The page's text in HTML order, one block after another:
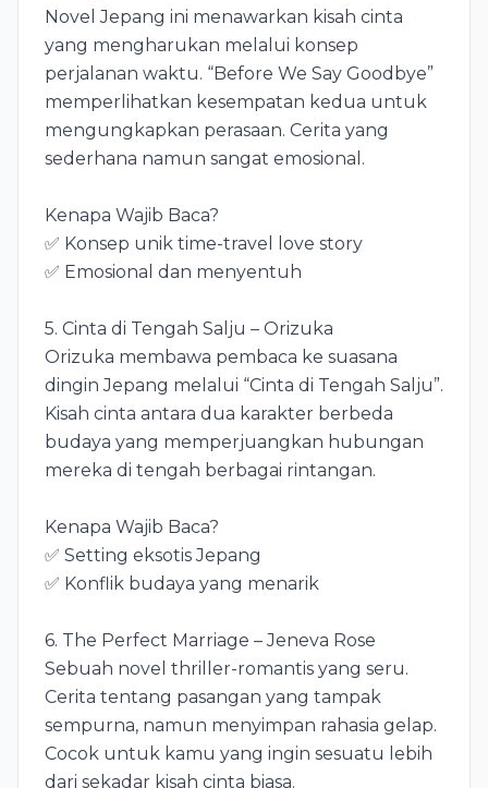
Novel Jepang ini menawarkan kisah cinta
yang mengharukan melalui konsep
perjalanan waktu. “Before We Say Goodbye”
memperlihatkan kesempatan kedua untuk
mengungkapkan perasaan. Cerita yang
sederhana namun sangat emosional.
Kenapa Wajib Baca?
✅ Konsep unik time-travel love story
✅ Emosional dan menyentuh
5. Cinta di Tengah Salju – Orizuka
Orizuka membawa pembaca ke suasana
dingin Jepang melalui “Cinta di Tengah Salju”.
Kisah cinta antara dua karakter berbeda
budaya yang memperjuangkan hubungan
mereka di tengah berbagai rintangan.
Kenapa Wajib Baca?
✅ Setting eksotis Jepang
✅ Konflik budaya yang menarik
6. The Perfect Marriage – Jeneva Rose
Sebuah novel thriller-romantis yang seru.
Cerita tentang pasangan yang tampak
sempurna, namun menyimpan rahasia gelap.
Cocok untuk kamu yang ingin sesuatu lebih
dari sekadar kisah cinta biasa.